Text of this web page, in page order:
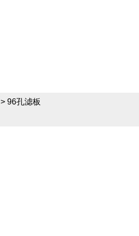
> 96孔滤板